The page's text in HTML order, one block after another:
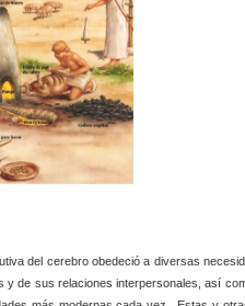
del cerebro obedeció a diversas
de sus relaciones interpersonales, así